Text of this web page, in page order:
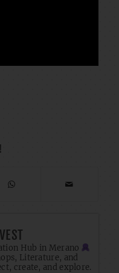
Hub in Merano
Literature, and
create, and explore.